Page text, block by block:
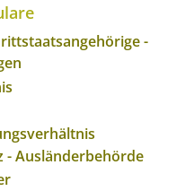
-
- Ausländerbehörde